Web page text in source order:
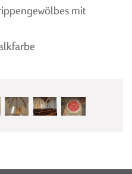
TONNENGEWÖLBE
mit